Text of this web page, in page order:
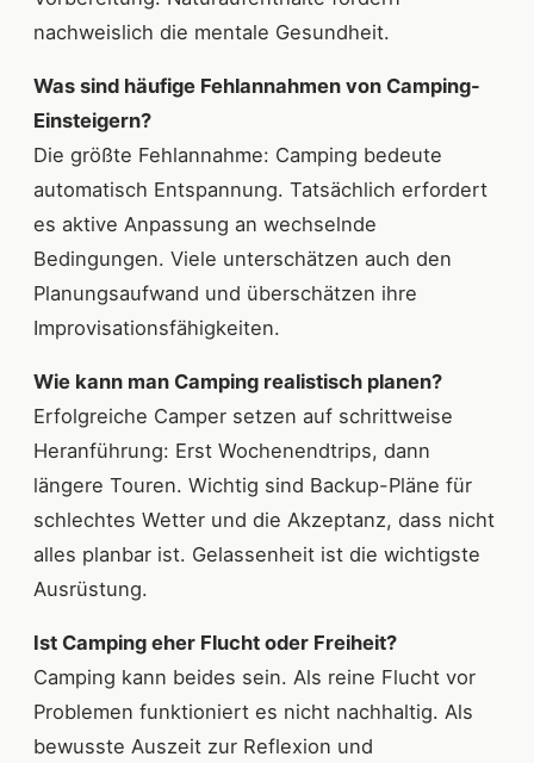
nachweislich die mentale Gesundheit.
Was sind häufige Fehlannahmen von Camping-
Einsteigern?
Die größte Fehlannahme: Camping bedeute
automatisch Entspannung. Tatsächlich erfordert
es aktive Anpassung an wechselnde
Bedingungen. Viele unterschätzen auch den
Planungsaufwand und überschätzen ihre
Improvisationsfähigkeiten.
Wie kann man Camping realistisch planen?
Erfolgreiche Camper setzen auf schrittweise
Heranführung: Erst Wochenendtrips, dann
längere Touren. Wichtig sind Backup-Pläne für
schlechtes Wetter und die Akzeptanz, dass nicht
alles planbar ist. Gelassenheit ist die wichtigste
Ausrüstung.
Ist Camping eher Flucht oder Freiheit?
Camping kann beides sein. Als reine Flucht vor
Problemen funktioniert es nicht nachhaltig. Als
bewusste Auszeit zur Reflexion und